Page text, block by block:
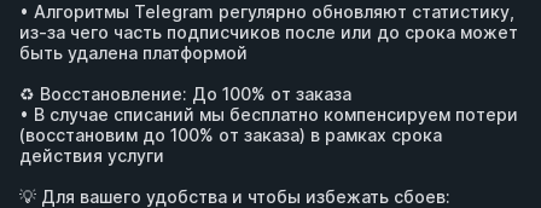
• Алгоритмы Telegram регулярно обновляют статистику,
из-за чего часть подписчиков после или до срока может
быть удалена платформой
♻️ Восстановление: До 100% от заказа
• В случае списаний мы бесплатно компенсируем потери
(восстановим до 100% от заказа) в рамках срока
действия услуги
💡 Для вашего удобства и чтобы избежать сбоев: